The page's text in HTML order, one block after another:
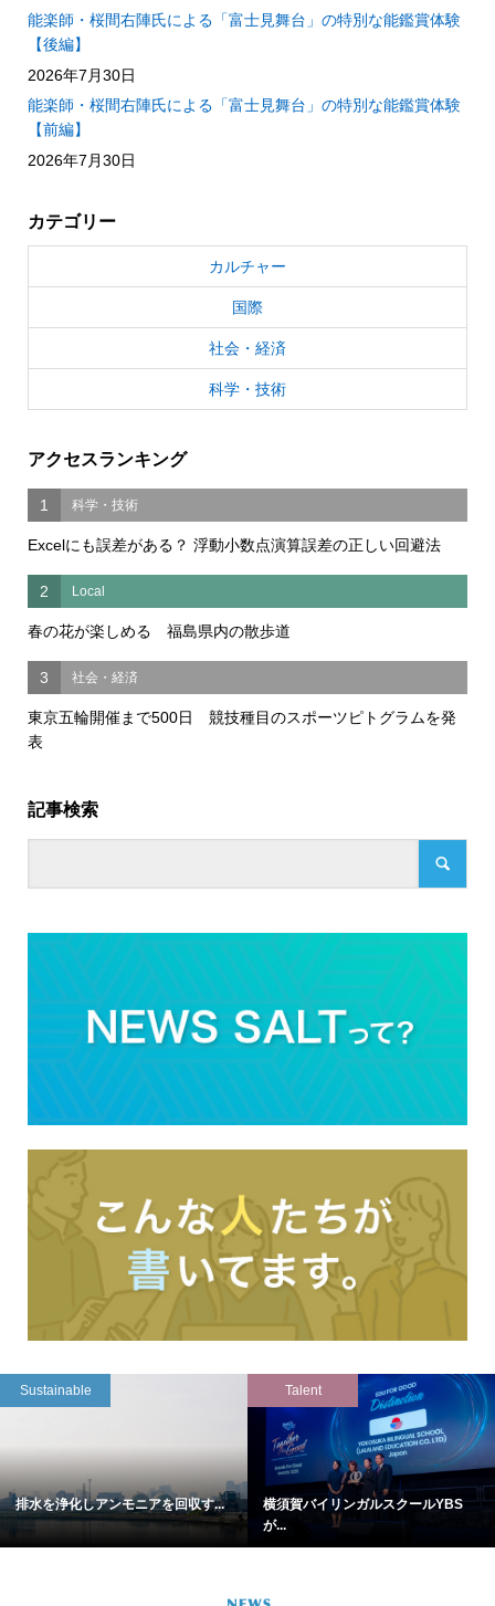
能楽師・桜間右陣氏による「富士見舞台」の特別な能鑑賞体験
【後編】
2026年7月30日
能楽師・桜間右陣氏による「富士見舞台」の特別な能鑑賞体験
【前編】
2026年7月30日
カテゴリー
カルチャー
国際
社会・経済
科学・技術
アクセスランキング
1 科学・技術
Excelにも誤差がある？ 浮動小数点演算誤差の正しい回避法
2 Local
春の花が楽しめる 福島県内の散歩道
3 社会・経済
東京五輪開催まで500日 競技種目のスポーツピトグラムを発
表
記事検索
Sustainable
排水を浄化しアンモニアを回収す...
Talent
横須賀バイリンガルスクールYBS
が...